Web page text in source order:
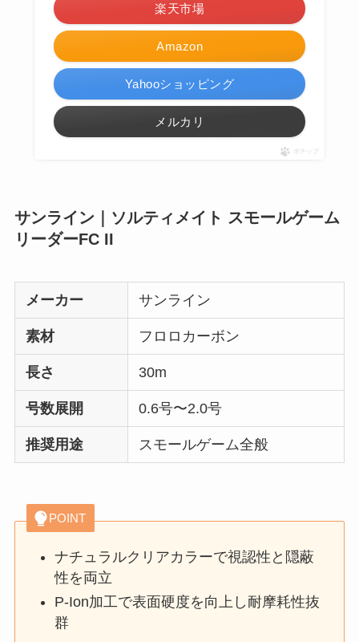
Amazon
楽天市場
Yahooショッピング
メルカリ
ポチップ
サンライン｜ソルティメイト スモールゲーム
リーダーFC II
メーカー サンライン
素材 フロロカーボン
長さ 30m
号数展開 0.6号〜2.0号
推奨用途 スモールゲーム全般
POINT
ナチュラルクリアカラーで視認性と隠蔽
性を両立
P-Ion加工で表面硬度を向上し耐摩耗性抜
群